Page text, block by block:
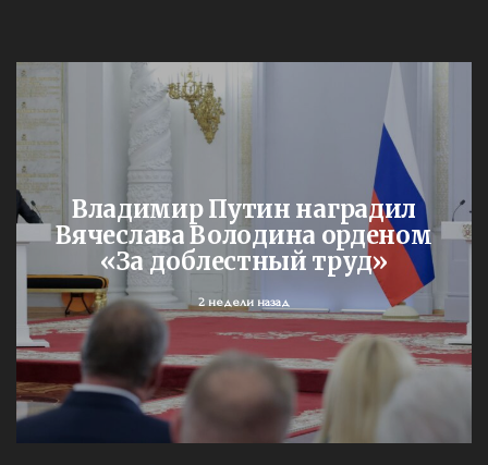
Владимир Путин наградил
Вячеслава Володина орденом
«За доблестный труд»
2 недели назад